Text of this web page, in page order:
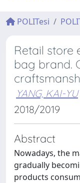
POLITesi
Retail store
bag brand.
YANG, KAI-YU
2018/2019
Abstract
Nowadays, the
gradually
products